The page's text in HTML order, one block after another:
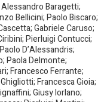
Baragetti;
Bellicini; Paolo Biscaro;
Gabriele Caruso;
Pierluigi Contucci;
D’Alessandris;
Paola Delmonte;
Francesco Ferrante;
Francesca Gioia;
Giusy Iorlano;